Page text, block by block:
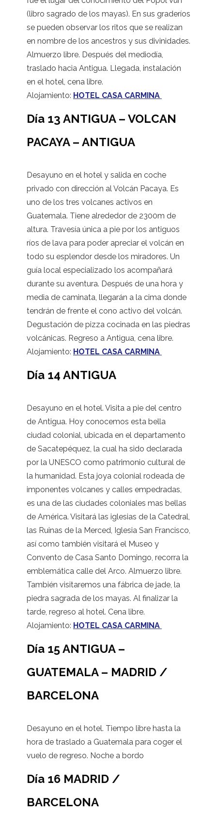
(libro sagrado de los mayas). En sus graderíos
se pueden observar los ritos que se realizan
en nombre de los ancestros y sus divinidades.
Almuerzo libre. Después del mediodía,
traslado hacia Antigua. Llegada, instalación
en el hotel, cena libre.
Alojamiento: HOTEL CASA CARMINA
Día 13 ANTIGUA – VOLCAN
PACAYA – ANTIGUA
Desayuno en el hotel y salida en coche
privado con dirección al Volcán Pacaya. Es
uno de los tres volcanes activos en
Guatemala. Tiene alrededor de 2300m de
altura. Travesía única a pie por los antiguos
ríos de lava para poder apreciar el volcán en
todo su esplendor desde los miradores. Un
guía local especializado los acompañará
durante su aventura. Después de una hora y
media de caminata, llegarán a la cima donde
tendrán de frente el cono activo del volcán.
Degustación de pizza cocinada en las piedras
volcánicas. Regreso a Antigua, cena libre.
Alojamiento: HOTEL CASA CARMINA
Día 14 ANTIGUA
Desayuno en el hotel. Visita a pie del centro
de Antigua. Hoy conocemos esta bella
ciudad colonial, ubicada en el departamento
de Sacatepéquez, la cual ha sido declarada
por la UNESCO como patrimonio cultural de
la humanidad. Esta joya colonial rodeada de
imponentes volcanes y calles empedradas,
es una de las ciudades coloniales mas bellas
de América. Visitará las iglesias de la Catedral,
las Ruinas de la Merced, Iglesia San Francisco,
así como también visitará el Museo y
Convento de Casa Santo Domingo, recorra la
emblemática calle del Arco. Almuerzo libre.
También visitaremos una fábrica de jade, la
piedra sagrada de los mayas. Al finalizar la
tarde, regreso al hotel. Cena libre.
Alojamiento: HOTEL CASA CARMINA
Día 15 ANTIGUA –
GUATEMALA – MADRID /
BARCELONA
Desayuno en el hotel. Tiempo libre hasta la
hora de traslado a Guatemala para coger el
vuelo de regreso. Noche a bordo
Día 16 MADRID /
BARCELONA